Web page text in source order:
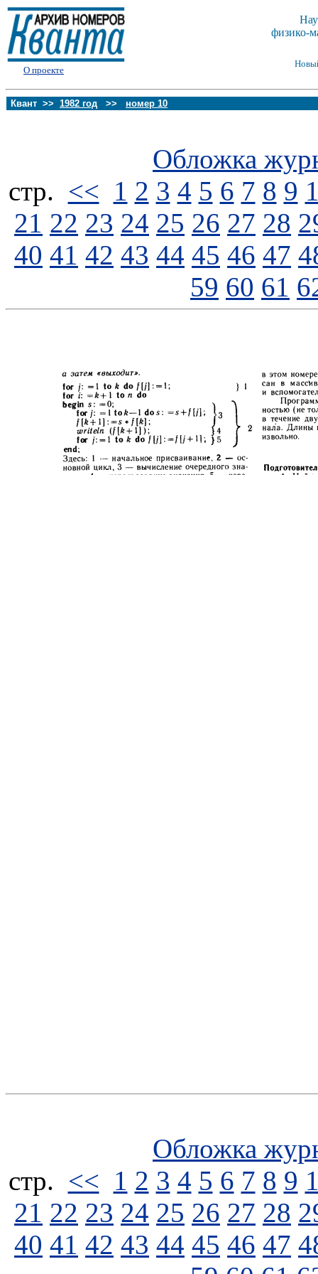
О проекте
физико-
Квант >> 1982 год >> номер 10
Обложка
стp. << 1 2 3 4 5 6 7 8 9
21 22 23 24 25 26 27 28
40 41 42 43 44 45 46 47
59 60 61
Обложка
стp. << 1 2 3 4 5 6 7 8 9
21 22 23 24 25 26 27 28
40 41 42 43 44 45 46 47